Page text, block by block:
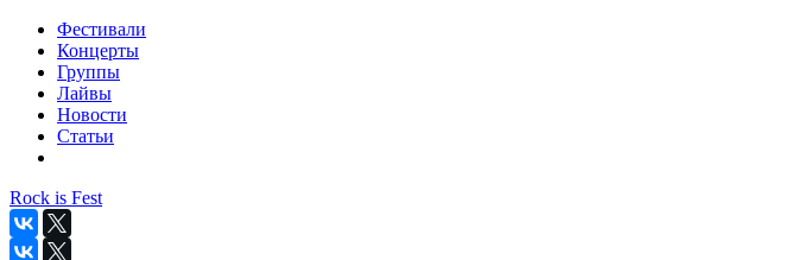
Фестивали
Концерты
Группы
Лайвы
Новости
Статьи
Rock is Fest